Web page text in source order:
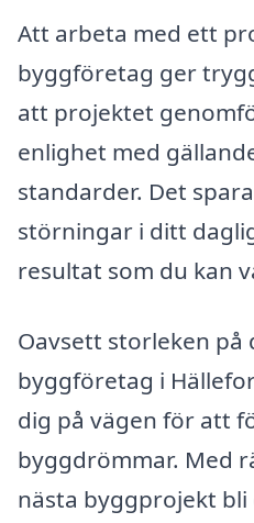
Att arbeta med ett
byggföretag ger
att projektet
enlighet med
standarder. Det
störningar i ditt
resultat som du kan
Oavsett storleken
byggföretag i
dig på vägen för att
byggdrömmar. Med
nästa byggprojekt